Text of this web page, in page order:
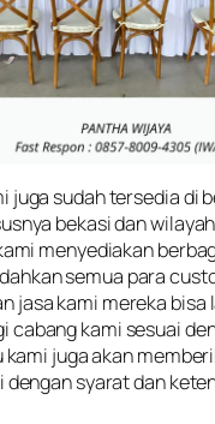
juga sudah tersedia di
bekasi dan
menyediakan
semua para
jasa kami mereka bisa
cabang kami sesuai
juga akan
dengan syarat dan